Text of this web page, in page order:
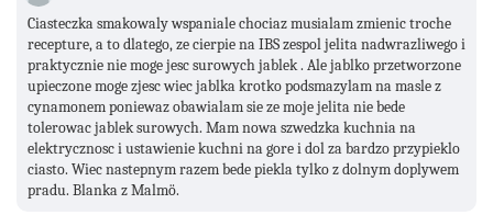
Ciasteczka smakowaly wspaniale chociaz musialam zmienic troche
recepture, a to dlatego, ze cierpie na IBS zespol jelita nadwrazliwego i
praktycznie nie moge jesc surowych jablek . Ale jablko przetworzone
upieczone moge zjesc wiec jablka krotko podsmazylam na masle z
cynamonem poniewaz obawialam sie ze moje jelita nie bede
tolerowac jablek surowych. Mam nowa szwedzka kuchnia na
elektrycznosc i ustawienie kuchni na gore i dol za bardzo przypieklo
ciasto. Wiec nastepnym razem bede piekla tylko z dolnym doplywem
pradu. Blanka z Malmö.